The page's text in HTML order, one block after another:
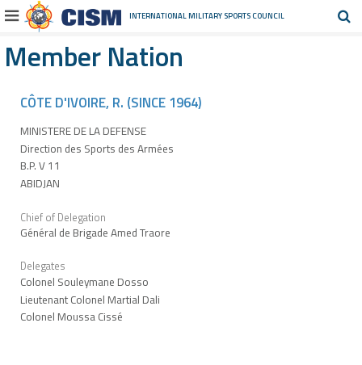
INTERNATIONAL MILITARY SPORTS COUNCIL
Member Nation
CÔTE D'IVOIRE, R. (SINCE 1964)
MINISTERE DE LA DEFENSE
Direction des Sports des Armées
B.P. V 11
ABIDJAN
Chief of Delegation
Général de Brigade Amed Traore
Delegates
Colonel Souleymane Dosso
Lieutenant Colonel Martial Dali
Colonel Moussa Cissé